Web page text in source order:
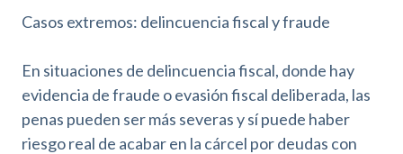
Casos extremos: delincuencia fiscal y fraude
En situaciones de delincuencia fiscal, donde hay
evidencia de fraude o evasión fiscal deliberada, las
penas pueden ser más severas y sí puede haber
riesgo real de acabar en la cárcel por deudas con